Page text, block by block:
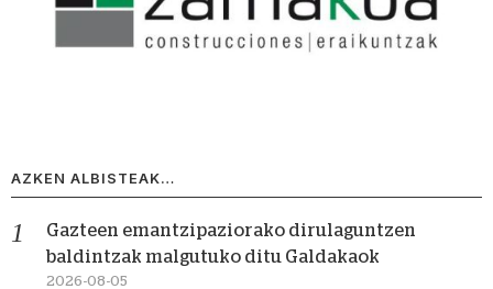
AZKEN ALBISTEAK…
Gazteen emantzipaziorako dirulaguntzen
baldintzak malgutuko ditu Galdakaok
2026-08-05